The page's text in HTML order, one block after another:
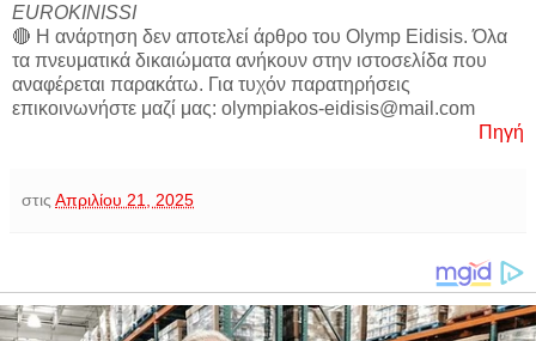
EUROKINISSI
🔴 Η ανάρτηση δεν αποτελεί άρθρο του Olymp Eidisis. Όλα
τα πνευματικά δικαιώματα ανήκουν στην ιστοσελίδα που
αναφέρεται παρακάτω. Για τυχόν παρατηρήσεις
επικοινωνήστε μαζί μας: olympiakos-eidisis@mail.com
Πηγή
στις Απριλίου 21, 2025